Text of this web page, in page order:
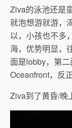
Ziva的泳池还是
就泡想游就游，
以，小孩也不多
海，优势明显，
面是lobby，第
Oceanfront，反
Ziva到了黄昏/晚